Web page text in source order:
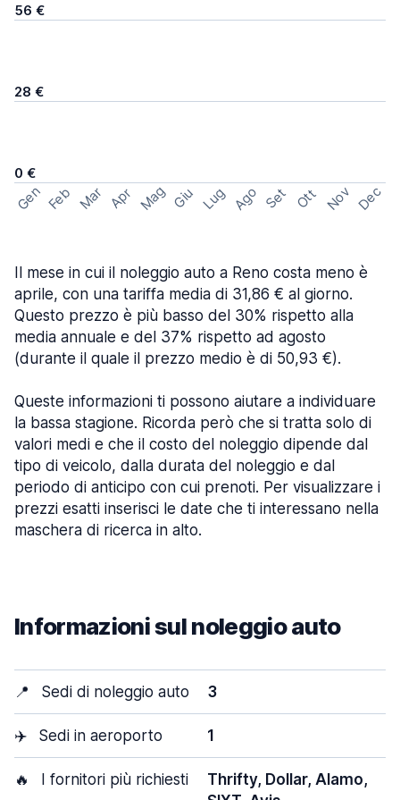
56 €
28 €
0 €
Gen Feb Mar Apr Mag Giu Lug Ago Set Ott Nov Dec
Il mese in cui il noleggio auto a Reno costa meno è
aprile, con una tariffa media di 31,86 € al giorno.
Questo prezzo è più basso del 30% rispetto alla
media annuale e del 37% rispetto ad agosto
(durante il quale il prezzo medio è di 50,93 €).
Queste informazioni ti possono aiutare a individuare
la bassa stagione. Ricorda però che si tratta solo di
valori medi e che il costo del noleggio dipende dal
tipo di veicolo, dalla durata del noleggio e dal
periodo di anticipo con cui prenoti. Per visualizzare i
prezzi esatti inserisci le date che ti interessano nella
maschera di ricerca in alto.
Informazioni sul noleggio auto
📍 Sedi di noleggio auto 3
✈️ Sedi in aeroporto 1
🔥 I fornitori più richiesti
Thrifty, Dollar, Alamo,